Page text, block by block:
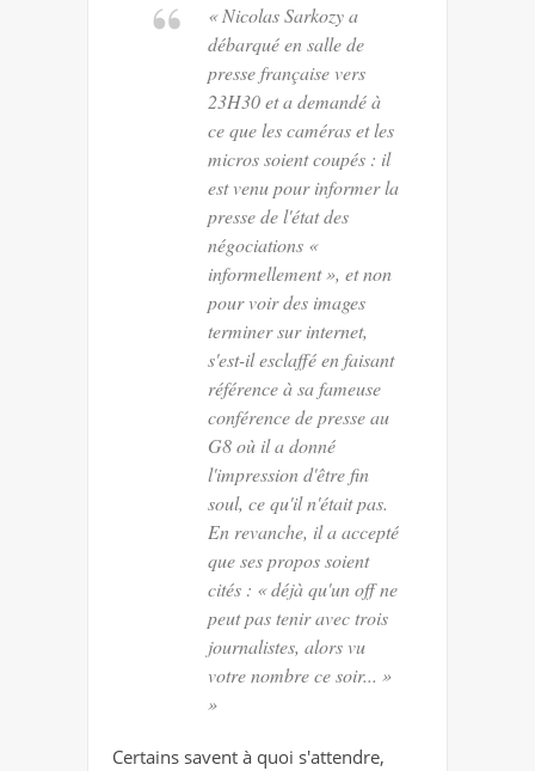
«Nicolas Sarkozy a
débarqué en salle de
presse française vers
23H30 et a demandé à
ce que les caméras et les
micros soient coupés : il
est venu pour informer la
presse de l'état des
négociations «
informellement », et non
pour voir des images
terminer sur internet,
s'est-il esclaffé en faisant
référence à sa fameuse
conférence de presse au
G8 où il a donné
l'impression d'être fin
soul, ce qu'il n'était pas.
En revanche, il a accepté
que ses propos soient
cités : « déjà qu'un off ne
peut pas tenir avec trois
journalistes, alors vu
votre nombre ce soir... »
»
Certains savent à quoi s'attendre,